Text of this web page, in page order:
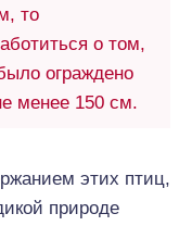
то
о том,
ограждено
менее 150 см.
этих птиц,
природе